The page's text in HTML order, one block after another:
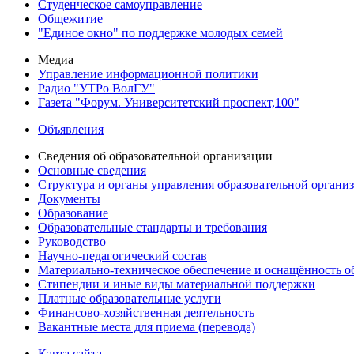
Студенческое самоуправление
Общежитие
"Единое окно" по поддержке молодых семей
Медиа
Управление информационной политики
Радио "УТРо ВолГУ"
Газета "Форум. Университетский проспект,100"
Объявления
Сведения об образовательной организации
Основные сведения
Структура и органы управления образовательной
Документы
Образование
Образовательные стандарты и требования
Руководство
Научно-педагогический состав
Материально-техническое обеспечение и оснащённость
Стипендии и иные виды материальной поддержки
Платные образовательные услуги
Финансово-хозяйственная деятельность
Вакантные места для приема (перевода)